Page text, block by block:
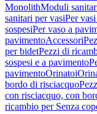
MonolithModuli
sanitari per vasiPer
sospesiPer vaso a
pavimentoAccessori
per bidetPezzi di
sospesi e a pavimento
pavimentoOrinatoi
bordo di risciacquo
con risciacquo, con
ricambio per Senza